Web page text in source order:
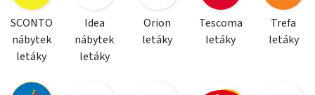
SCONTO
nábytek
letáky
Idea
nábytek
letáky
Orion
letáky
Tescoma
letáky
Trefa
letáky